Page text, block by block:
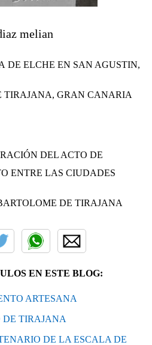
melian
DE ELCHE EN SAN AGUSTIN,
TIRAJANA, GRAN CANARIA
DEL ACTO DE
ENTRE LAS CIUDADES
DE TIRAJANA
EN ESTE BLOG:
ARTESANA
DE TIRAJANA
DE LA ESCALA DE